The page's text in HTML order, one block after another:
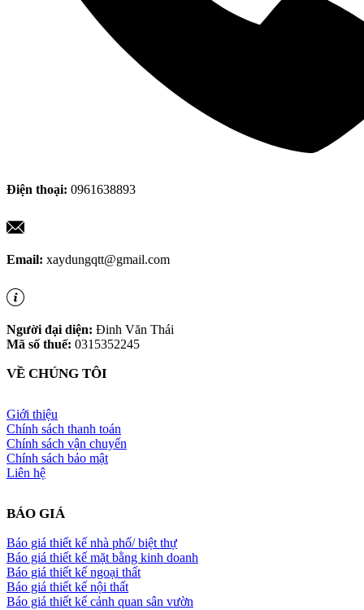
Điện thoại: 0961638893
Email: xaydungqtt@gmail.com
Người đại diện: Đinh Văn Thái
Mã số thuế: 0315352245
VỀ CHÚNG TÔI
Giới thiệu
Chính sách thanh toán
Chính sách vận chuyển
Chính sách bảo mật
Liên hệ
BÁO GIÁ
Báo giá thiết kế nhà phố/ biệt thự
Báo giá thiết kế mặt bằng kinh doanh
Báo giá thiết kế ngoại thất
Báo giá thiết kế nội thất
Báo giá thiết kế cảnh quan sân vườn